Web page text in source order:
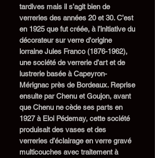
tardives mais il s’agit bien de
verreries des années 20 et 30. C’est
en 1925 que fut créée, à l’initiative du
décorateur sur verre d'origine
lorraine Jules Franco (1876-1962),
une société de verrerie d’art et de
lustrerie basée à Capeyron-
Mérignac près de Bordeaux. Reprise
ensuite par Chenu et Goujon, avant
que Chenu ne cède ses parts en
1927 à Eloi Pédemay, cette société
produisait des vases et des
verreries d’éclairage en verre gravé
multicouches avec traitement à